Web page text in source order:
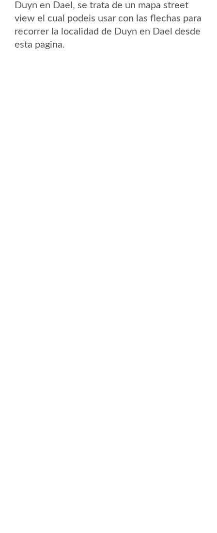
Duyn en Dael, se trata de un mapa street
view el cual podeis usar con las flechas para
recorrer la localidad de Duyn en Dael desde
esta pagina.